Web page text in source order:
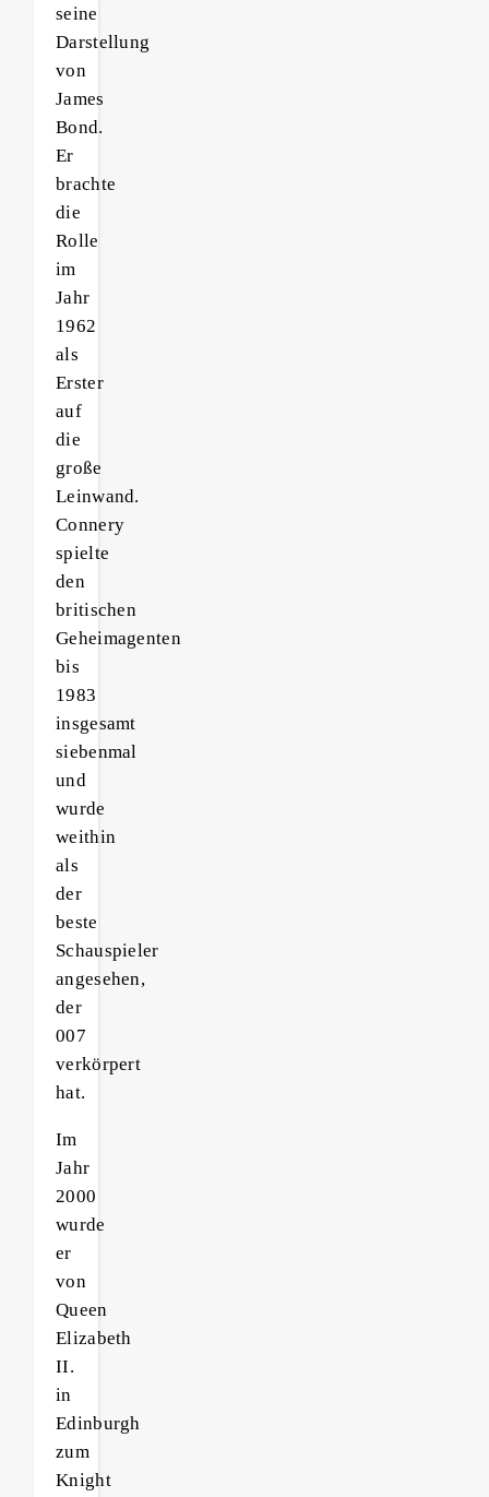
seine
Darstellung
von
James
Bond.
Er
brachte
die
Rolle
im
Jahr
1962
als
Erster
auf
die
große
Leinwand.
Connery
spielte
den
britischen
Geheimagenten
bis
1983
insgesamt
siebenmal
und
wurde
weithin
als
der
beste
Schauspieler
angesehen,
der
007
verkörpert
hat.
Im
Jahr
2000
wurde
er
von
Queen
Elizabeth
II.
in
Edinburgh
zum
Knight